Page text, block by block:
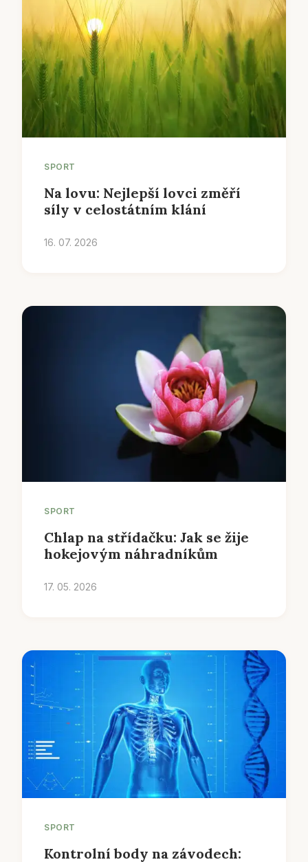
SPORT
Na lovu: Nejlepší lovci změří
síly v celostátním klání
16. 07. 2026
SPORT
Chlap na střídačku: Jak se žije
hokejovým náhradníkům
17. 05. 2026
SPORT
Kontrolní body na závodech: